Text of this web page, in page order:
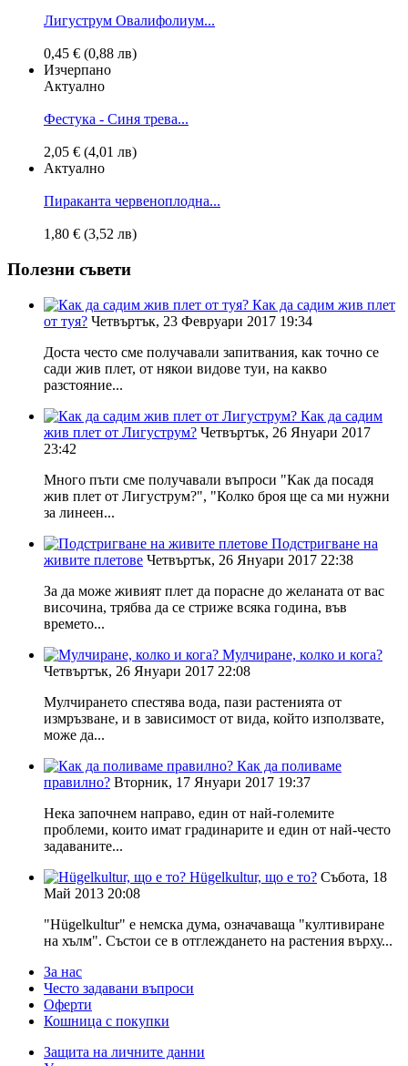
Лигуструм Овалифолиум...
0,45 € (0,88 лв)
Изчерпано
Актуално
Фестука - Синя трева...
2,05 € (4,01 лв)
Актуално
Пираканта червеноплодна...
1,80 € (3,52 лв)
Полезни съвети
Как да садим жив плет
от туя? Четвъртък, 23 Февруари 2017 19:34
Доста често сме получавали запитвания, как точно се
сади жив плет, от някои видове туи, на какво
разстояние...
Как да садим
жив плет от Лигуструм? Четвъртък, 26 Януари 2017
23:42
Много пъти сме получавали въпроси "Как да посадя
жив плет от Лигуструм?", "Колко броя ще са ми нужни
за линеен...
Подстригване на
живите плетове Четвъртък, 26 Януари 2017 22:38
За да може живият плет да порасне до желаната от вас
височина, трябва да се стриже всяка година, във
времето...
Мулчиране, колко и кога?
Четвъртък, 26 Януари 2017 22:08
Мулчирането спестява вода, пази растенията от
измръзване, и в зависимост от вида, който използвате,
може да...
Как да поливаме
правилно? Вторник, 17 Януари 2017 19:37
Нека започнем направо, един от най-големите
проблеми, които имат градинарите и един от най-често
задаваните...
Hügelkultur, що е то? Събота, 18
Май 2013 20:08
"Hügelkultur" е немска дума, означаваща "култивиране
на хълм". Състои се в отглеждането на растения върху...
За нас
Често задавани въпроси
Оферти
Кошница с покупки
Защита на личните данни